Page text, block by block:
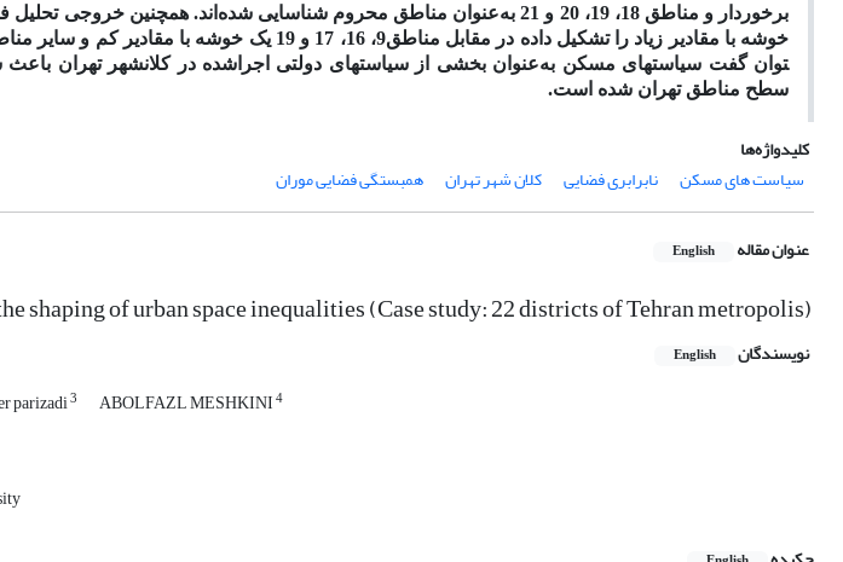
خوشه با مقادیر زیاد را تشکیل داده‌ در مقابل مناطق9، 16، 17 و
توان گفت سیاست­های مسکن به‌عنوان بخشی از سیاست­های دولتی اجراشده در کلان­شهر تهران باعث
سطح مناطق تهران شده است.
کلیدواژه‌ها
سیاست های مسکن
نابرابری فضایی کلان‌ شهر تهران همبستگی فضایی موران
عنوان مقاله English
shaping of urban space inequalities (Case study: 22 districts of Tehran metropolis)
نویسندگان English
parizadi3 ABOLFAZL MESHKINI4